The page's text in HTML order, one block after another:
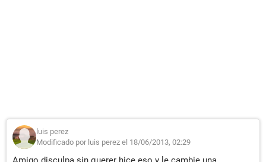
luis perez
Modificado por luis perez el 18/06/2013, 02:29